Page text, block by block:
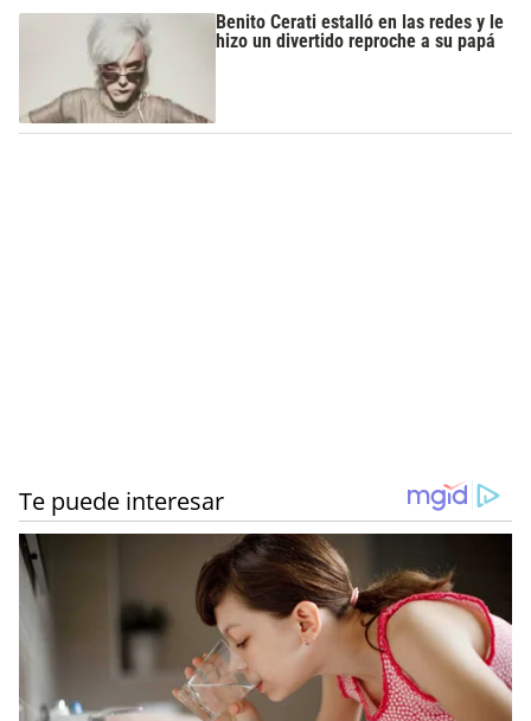
Benito Cerati estalló en las redes y le
hizo un divertido reproche a su papá